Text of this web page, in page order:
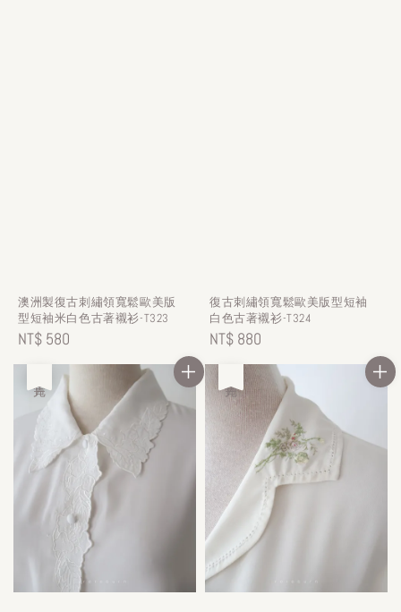
澳洲製復古刺繡領寬鬆歐美版
型短袖米白色古著襯衫-T323
Regular
price
NT$ 580
復古刺繡領寬鬆歐美版型短袖
白色古著襯衫-T324
Regular
price
NT$ 880